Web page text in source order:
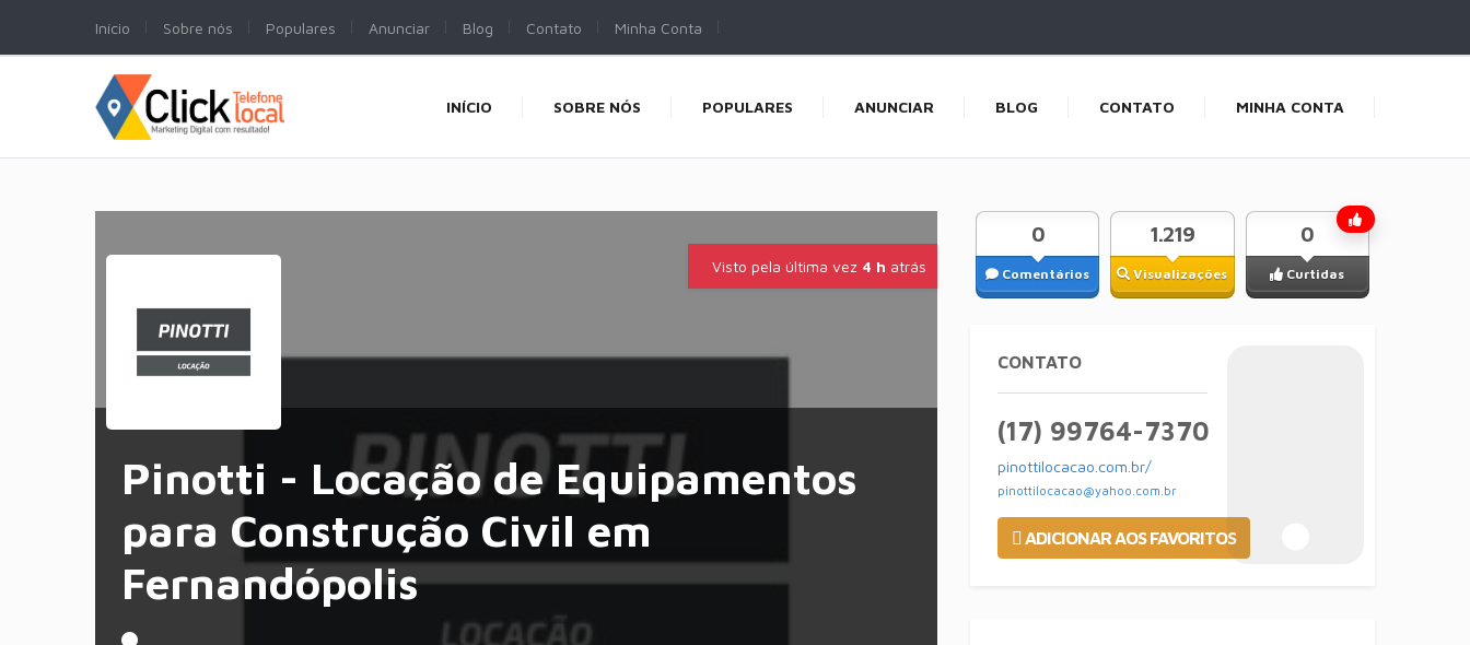
Início Sobre nós Populares Anunciar Blog Contato Minha Conta
INÍCIO SOBRE NÓS POPULARES ANUNCIAR BLOG CONTATO MINHA CONTA
Visto pela última vez 4 h atrás
Pinotti - Locação de Equipamentos
para Construção Civil em
Fernandópolis
Comentários
0
Visualizações
1.219
Curtidas
0
CONTATO
(17) 99764-7370
pinottilocacao.com.br/
pinottilocacao@yahoo.com.br
ADICIONAR AOS FAVORITOS